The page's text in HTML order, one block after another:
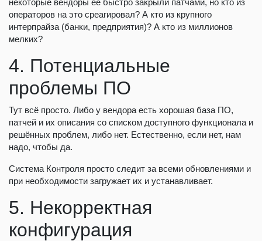
операторов на это среагировал? А кто из крупного
интерпрайза (банки, предприятия)? А кто из миллионов
мелких?
4. Потенциальные
проблемы ПО
Тут всё просто. Либо у вендора есть хорошая база ПО,
патчей и их описания со списком доступного функционала и
решённых проблем, либо нет. Естественно, если нет, нам
надо, чтобы да.
Система Контроля просто следит за всеми обновлениями и
при необходимости загружает их и устанавливает.
5. Некорректная
конфигурация